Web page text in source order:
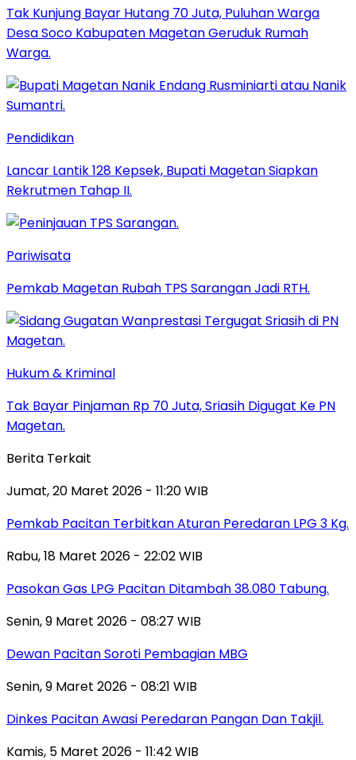
Tak Kunjung Bayar Hutang 70 Juta, Puluhan Warga
Desa Soco Kabupaten Magetan Geruduk Rumah
Warga.
Pendidikan
Lancar Lantik 128 Kepsek, Bupati Magetan Siapkan
Rekrutmen Tahap II.
Pariwisata
Pemkab Magetan Rubah TPS Sarangan Jadi RTH.
Hukum & Kriminal
Tak Bayar Pinjaman Rp 70 Juta, Sriasih Digugat Ke PN
Magetan.
Berita Terkait
Jumat, 20 Maret 2026 - 11:20 WIB
Pemkab Pacitan Terbitkan Aturan Peredaran LPG 3 Kg.
Rabu, 18 Maret 2026 - 22:02 WIB
Pasokan Gas LPG Pacitan Ditambah 38.080 Tabung.
Senin, 9 Maret 2026 - 08:27 WIB
Dewan Pacitan Soroti Pembagian MBG
Senin, 9 Maret 2026 - 08:21 WIB
Dinkes Pacitan Awasi Peredaran Pangan Dan Takjil.
Kamis, 5 Maret 2026 - 11:42 WIB